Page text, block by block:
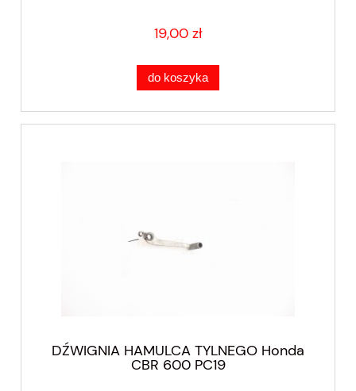
19,00 zł
do koszyka
DŹWIGNIA HAMULCA TYLNEGO Honda
CBR 600 PC19